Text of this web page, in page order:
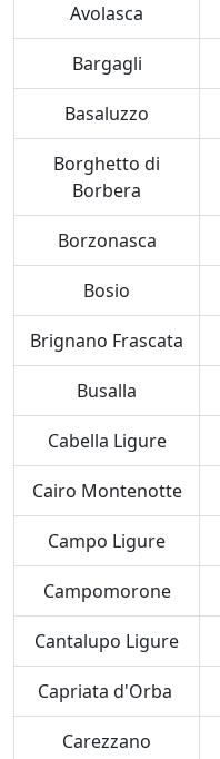
Avolasca
Bargagli
Basaluzzo
Borghetto di
Borbera
Borzonasca
Bosio
Brignano Frascata
Busalla
Cabella Ligure
Cairo Montenotte
Campo Ligure
Campomorone
Cantalupo Ligure
Capriata d'Orba
Carezzano